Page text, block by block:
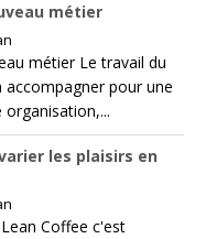
métier
métier Le travail du
pour une
les plaisirs en
Coffee c'est